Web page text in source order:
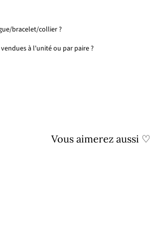
bracelet/collier ?
à l'unité ou par paire ?
Vous aimerez aussi ♡